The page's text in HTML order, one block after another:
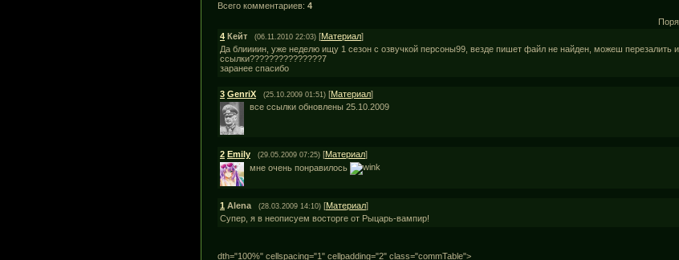
Всего комментариев: 4
4 Кейт (06.11.2010 22:03) [Материал]
Да блиииин, уже неделю ищу 1 сезон с озвучкой персоны99, везде пишет файл не найден, можеш перезалить
ссылки???????????????7
заранее спасибо
3 GenriX (25.10.2009 01:51) [Материал]
все ссылки обновлены 25.10.2009
2 Emily (29.05.2009 07:25) [Материал]
мне очень понравилось
1 Alena (28.03.2009 14:10) [Материал]
Супер, я в неописуем восторге от Рыцарь-вампир!
dth="100%" cellspacing="1" cellpadding="2" class="commTable">